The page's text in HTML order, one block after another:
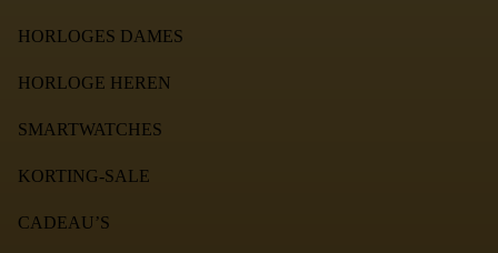
HORLOGES DAMES
HORLOGE HEREN
SMARTWATCHES
KORTING-SALE
CADEAU’S